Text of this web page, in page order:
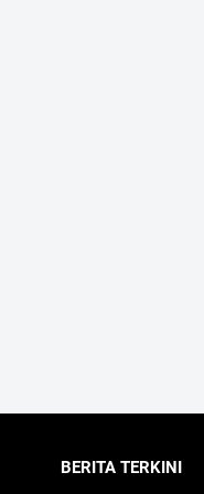
BERITA TERKINI